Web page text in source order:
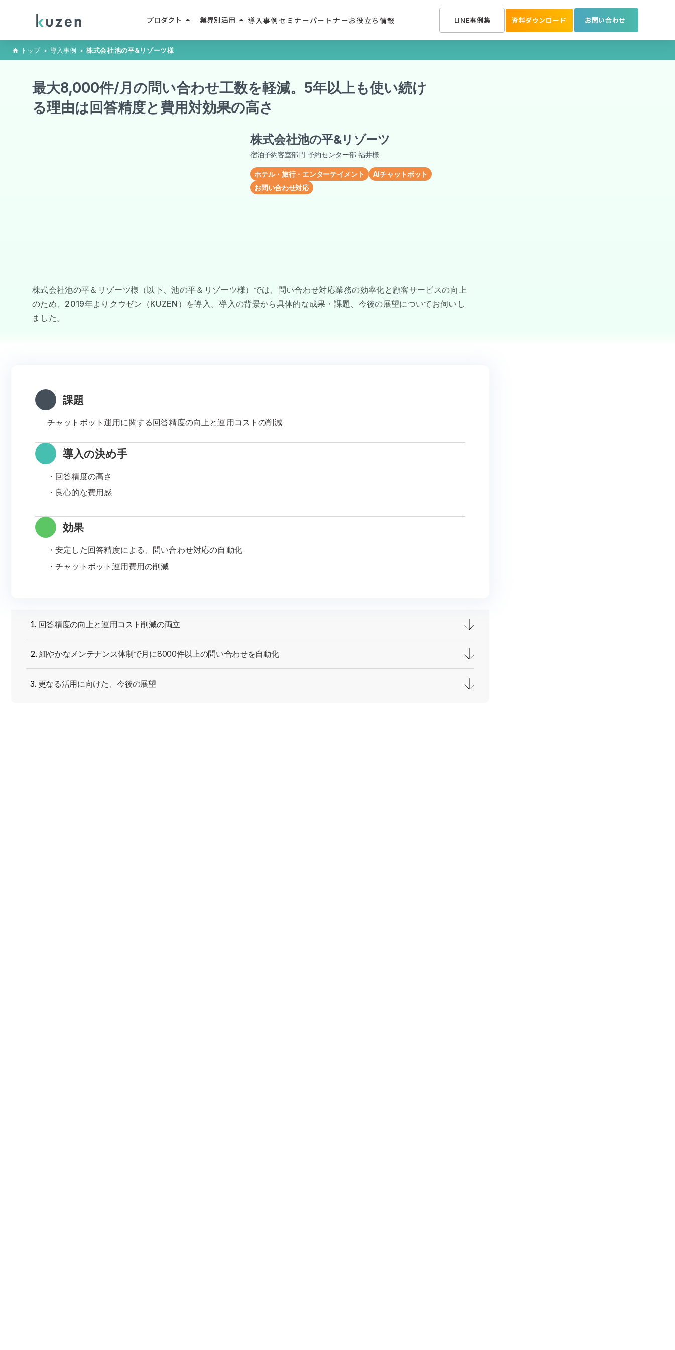
home トップ > 導入事例 > 株式会社池の平&リゾーツ様
プロダクト arrow_drop_up
LINEミニアプリ
AIエージェント
業界別活用 arrow_drop_up
不動産・住宅業界
EC・D2C
導入事例 セミナーパートナーお役立ち情報 LINE事例集 資料ダウンロード お問い合わせ
最大8,000件/月の問い合わせ工数を軽減。5年以上も使い続け
る理由は回答精度と費用対効果の高さ
株式会社池の平&リゾーツ
宿泊予約客室部門 予約センター部 福井様
ホテル・旅行・エンターテイメント
AIチャットボット
お問い合わせ対応
株式会社池の平＆リゾーツ様（以下、池の平＆リゾーツ様）では、問い合わせ対応業務の効率化と顧客サービスの向上
のため、2019年よりクウゼン（KUZEN）を導入。導入の背景から具体的な成果・課題、今後の展望についてお伺いし
ました。
課題
チャットボット運用に関する回答精度の向上と運用コストの削減
導入の決め手
・回答精度の高さ
・良心的な費用感
効果
・安定した回答精度による、問い合わせ対応の自動化
・チャットボット運用費用の削減
回答精度の向上と運用コスト削減の両立
細やかなメンテナンス体制で月に8000件以上の問い合わせを自動化
更なる活用に向けた、今後の展望